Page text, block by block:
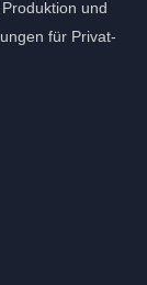
und
für Privat-